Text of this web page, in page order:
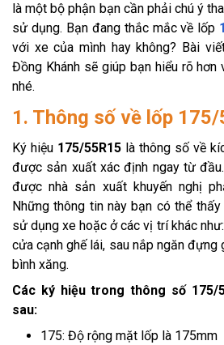
là một bộ phận bạn cần phải chú ý
sử dụng. Bạn đang thắc mắc về lốp
với xe của mình hay không? Bài
Đồng Khánh sẽ giúp bạn hiểu rõ hơn
nhé.
1. Thông số về lốp 175/
Ký hiệu 175/55R15 là thông số về
được sản xuất xác định ngay từ
được nhà sản xuất khuyến nghị
Những thông tin này bạn có thể
sử dụng xe hoặc ở các vị trí khác
cửa cạnh ghế lái, sau nắp ngăn đựng
bình xăng.
Các ký hiệu trong thông số 175/
sau:
175: Độ rộng mặt lốp là 175mm